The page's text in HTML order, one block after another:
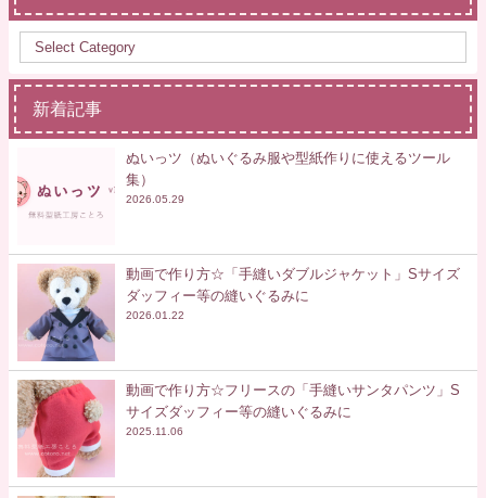
新着記事
ぬいっツ（ぬいぐるみ服や型紙作りに使えるツール
集）
2026.05.29
動画で作り方☆「手縫いダブルジャケット」Sサイズ
ダッフィー等の縫いぐるみに
2026.01.22
動画で作り方☆フリースの「手縫いサンタパンツ」S
サイズダッフィー等の縫いぐるみに
2025.11.06